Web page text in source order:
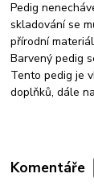
Pedig
skladování se
přírodní
Barvený pedig
Tento pedig je
doplňků, dále
Komentáře